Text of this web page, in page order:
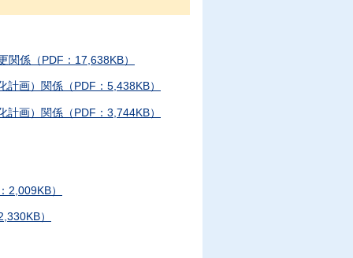
係（PDF：17,638KB）
画）関係（PDF：5,438KB）
画）関係（PDF：3,744KB）
2,009KB）
）